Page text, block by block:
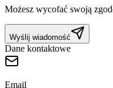
Możesz wycofać swoją
Wyślij wiadomość
Dane kontaktowe
Email